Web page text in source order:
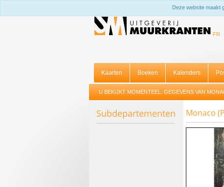
Deze website maakt
FR
Kaarten Boeken Kalenders
U BEKIJKT MOMENTEEL: GEGEVENS VAN
Subdepartementen Monaco